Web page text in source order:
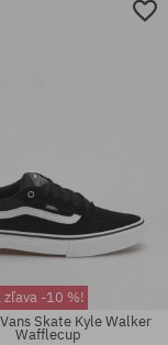
zľava -10 %!
Skate Kyle Walker
Wafflecup